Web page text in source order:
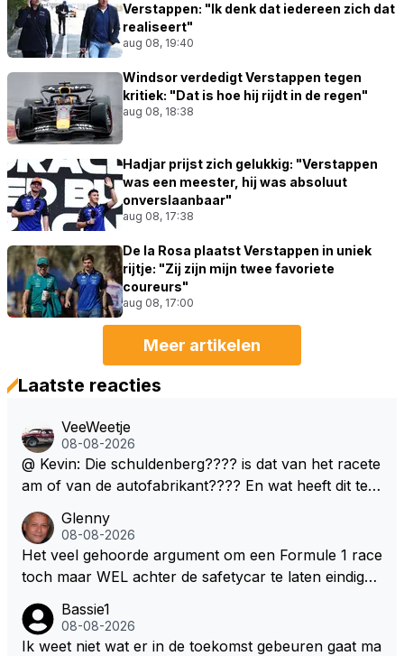
Verstappen: "Ik denk dat iedereen zich dat
realiseert"
aug 08, 19:40
Windsor verdedigt Verstappen tegen
kritiek: "Dat is hoe hij rijdt in de regen"
aug 08, 18:38
Hadjar prijst zich gelukkig: "Verstappen
was een meester, hij was absoluut
onverslaanbaar"
aug 08, 17:38
De la Rosa plaatst Verstappen in uniek
rijtje: "Zij zijn mijn twee favoriete
coureurs"
aug 08, 17:00
Meer artikelen
Laatste reacties
VeeWeetje
08-08-2026
@ Kevin: Die schuldenberg???? is dat van het racete
am of van de autofabrikant???? En wat heeft dit te
ert nu de spindoctor van newey geworden?? Eerlijk
gezegd snap ik de de kop én het artikel niet echt.
Glenny
08-08-2026
Het veel gehoorde argument om een Formule 1 race
toch maar WEL achter de safetycar te laten eindigen
dat men vreest voor een brandstof tekort. Kennelijk
rijden de teams met tot op de liter afgemeten peut...
Bassie1
08-08-2026
Ik weet niet wat er in de toekomst gebeuren gaat ma